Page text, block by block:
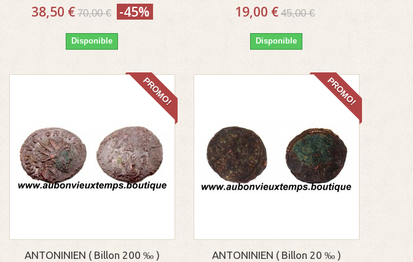
38,50 € 70,00 € -45%
Disponible
19,00 € 45,00 €
Disponible
PROMO!
ANTONINIEN ( Billon 200 ‰ )
PROMO!
ANTONINIEN ( Billon 20 ‰ )